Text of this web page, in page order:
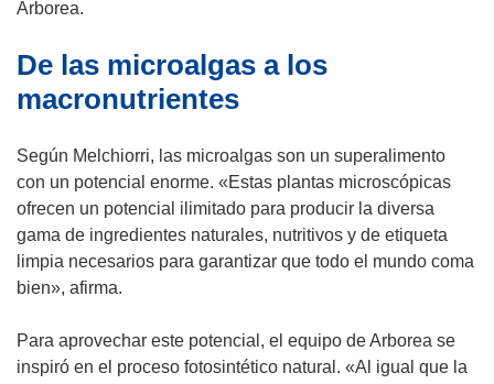
a
v
a
v
e
n
n
a
Arborea.
De las microalgas a los
macronutrientes
Según Melchiorri, las microalgas son un superalimento
con un potencial enorme. «Estas plantas microscópicas
ofrecen un potencial ilimitado para producir la diversa
gama de ingredientes naturales, nutritivos y de etiqueta
limpia necesarios para garantizar que todo el mundo coma
bien», afirma.
Para aprovechar este potencial, el equipo de Arborea se
inspiró en el proceso fotosintético natural. «Al igual que la